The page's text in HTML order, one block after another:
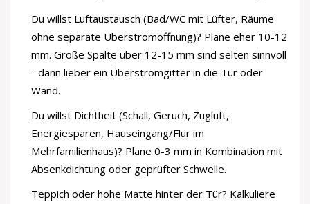
Du willst Luftaustausch (Bad/WC mit Lüfter, Räume
ohne separate Überströmöffnung)? Plane eher 10-12
mm. Große Spalte über 12-15 mm sind selten sinnvoll
- dann lieber ein Überströmgitter in die Tür oder
Wand.
Du willst Dichtheit (Schall, Geruch, Zugluft,
Energiesparen, Hauseingang/Flur im
Mehrfamilienhaus)? Plane 0-3 mm in Kombination mit
Absenkdichtung oder geprüfter Schwelle.
Teppich oder hohe Matte hinter der Tür? Kalkuliere